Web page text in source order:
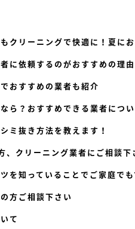
クリーニングで快適に！夏に
に依頼するのがおすすめの理由
おすすめの業者も紹介
ら？おすすめできる業者につ
ミ抜き方法を教えます！
、クリーニング業者にご相談下
を知っていることでご家庭で
方ご相談下さい
て